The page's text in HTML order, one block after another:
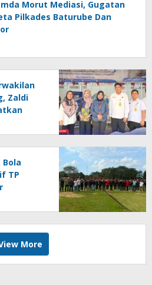
Morut Mediasi, Gugatan
Pilkades Baturube Dan
Zaldi
Bola
TP
More